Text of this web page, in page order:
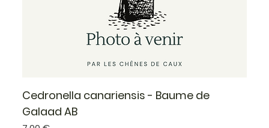
Cedronella canariensis - Baume de
Galaad AB